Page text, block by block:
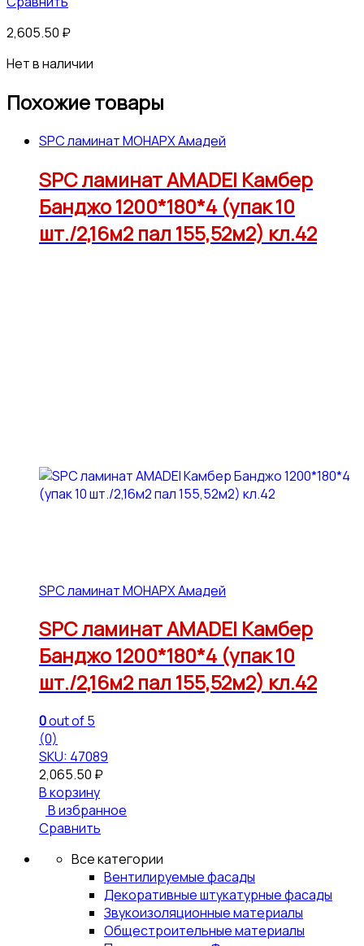
2,605.50 ₽
Нет в наличии
Похожие товары
SPC ламинат МОНАРХ Амадей
SPC ламинат AMADEI Камбер
Банджо 1200*180*4 (упак 10
шт./2,16м2 пал 155,52м2) кл.42
SPC ламинат МОНАРХ Амадей
SPC ламинат AMADEI Камбер
Банджо 1200*180*4 (упак 10
шт./2,16м2 пал 155,52м2) кл.42
0out of 5
(0)
SKU: 47089
2,065.50 ₽
В корзину
В избранное
Сравнить
Все категории
Вентилируемые фасады
Декоративные штукатурные фасады
Звукоизоляционные материалы
Общестроительные материалы